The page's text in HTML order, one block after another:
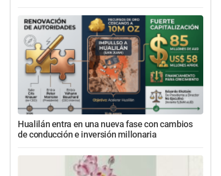
Hualilán entra en una nueva fase con cambios
de conducción e inversión millonaria